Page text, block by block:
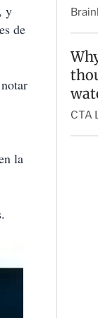
y
de
la